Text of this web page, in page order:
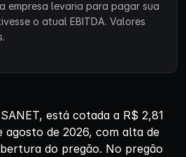
empresa levaria para pagar sua
o atual EBITDA. Valores
está cotada a R$ 2,81
agosto de 2026, com alta de
do pregão. No pregão